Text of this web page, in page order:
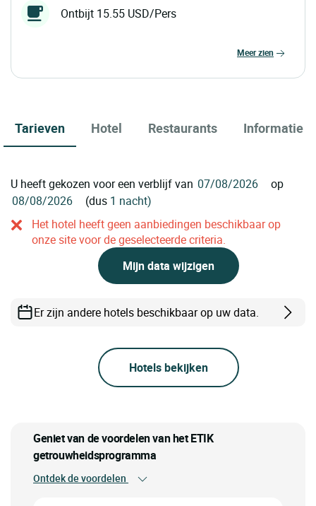
Ontbijt 15.55 USD/Pers
meer zien
Tarieven Hotel Restaurants Informatie
U heeft gekozen voor een verblijf van
op
(dus 1 nacht)
Het hotel heeft geen aanbiedingen beschikbaar op
onze site voor de geselecteerde criteria.
Mijn data wijzigen
Er zijn andere hotels beschikbaar op uw data.
Hotels bekijken
Geniet van de voordelen van het ETIK
getrouwheidsprogramma
Ontdek de voordelen